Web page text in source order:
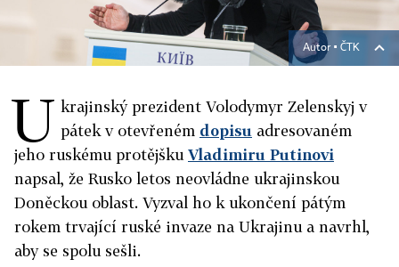
Autor ▪ ČTK
U krajinský prezident Volodymyr Zelenskyj v
pátek v otevřeném dopisu adresovaném
jeho ruskému protějšku Vladimiru Putinovi
napsal, že Rusko letos neovládne ukrajinskou
Doněckou oblast. Vyzval ho k ukončení pátým
rokem trvající ruské invaze na Ukrajinu a navrhl,
aby se spolu sešli.